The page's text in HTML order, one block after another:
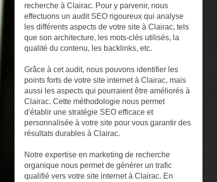
recherche à Clairac. Pour y parvenir, nous
effectuons un audit SEO rigoureux qui analyse
les différents aspects de votre site à Clairac, tels
que son architecture, les mots-clés utilisés, la
qualité du contenu, les backlinks, etc.
Grâce à cet audit, nous pouvons identifier les
points forts de votre site internet à Clairac, mais
aussi les aspects qui pourraient être améliorés à
Clairac. Cette méthodologie nous permet
d'établir une stratégie SEO efficace et
personnalisée à votre site pour vous garantir des
résultats durables à Clairac.
Notre expertise en marketing de recherche
organique nous permet de générer un trafic
qualifié vers votre site internet à Clairac. En